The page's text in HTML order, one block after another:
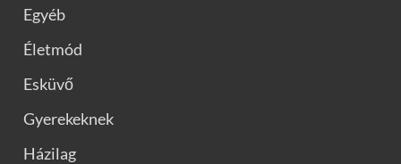
Egyéb
Életmód
Esküvő
Gyerekeknek
Házilag